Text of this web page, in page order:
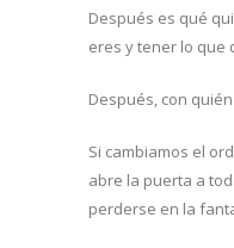
Después es qué
eres y tener lo que
Después, con
Si cambiamos el
abre la puerta a
perderse en la